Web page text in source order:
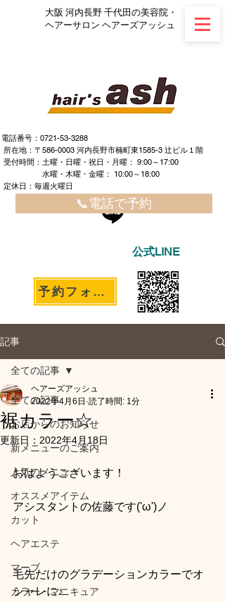
大阪 河内長野 千代田の美容院・
ヘアーサロン ヘアーズアッシュ
電話番号：0721-53-3288
所在地：〒586-0003 河内長野市楠町東1585-3 辻ビル１階
​ ​受付時間：土曜・日曜・祝日・月曜： 9:00～17:00
水曜・木曜・金曜： 10:00～18:00
定休日：毎週火曜日
📞電話で予約
公式LINE
予約フォームへ
記事
全ての記事
お店からのお知らせ
新メニューのご案内
人気のメニュー
オススメアイテム
カット
ヘアエステ
マーブ
カラー・マニキュア
全ての記事
裾カラー☆
ヘアーズアッシュ
2022年4月6日 読了時間: 1分
更新日： 2022年4月18日
おはようございます！
アシスタントの佐藤です('ω')ノ
毛先だけのグラデーションカラーでオ
シャレに♪